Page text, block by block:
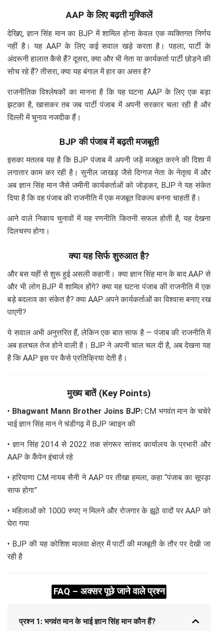
AAP के लिए बढ़ती मुश्किलें
देखिए, ज्ञान सिंह मान का BJP में शामिल होना केवल एक व्यक्तिगत निर्णय
नहीं है। यह AAP के लिए कई सवाल खड़े करता है। पहला, पार्टी के
अंदरूनी हालात कैसे हैं? दूसरा, क्या और भी नेता या कार्यकर्ता पार्टी छोड़ने की
सोच रहे हैं? तीसरा, क्या यह बंगाल में हार का असर है?
राजनीतिक विश्लेषकों का मानना है कि यह घटना AAP के लिए एक बड़ा
झटका है, खासकर तब जब पार्टी पंजाब में अपनी सरकार चला रही है और
दिल्ली में चुनाव नजदीक हैं।
BJP की पंजाब में बढ़ती मजबूती
इसका मतलब यह है कि BJP पंजाब में अपनी जड़ें मजबूत करने की दिशा में
लगातार काम कर रही है। सुनील जाखड़ जैसे दिग्गज नेता के नेतृत्व में और
अब ज्ञान सिंह मान जैसे जमीनी कार्यकर्ताओं को जोड़कर, BJP ने यह संकेत
दिया है कि वह पंजाब की राजनीति में एक मजबूत विकल्प बनना चाहती है।
आने वाले निकाय चुनावों में यह रणनीति कितनी सफल होती है, यह देखना
दिलचस्प होगा।
क्या यह सिर्फ शुरुआत है?
और बस यहीं से शुरू हुई असली कहानी। क्या ज्ञान सिंह मान के बाद AAP से
और भी लोग BJP में शामिल होंगे? क्या यह घटना पंजाब की राजनीति में एक
बड़े बदलाव का संकेत है? क्या AAP अपने कार्यकर्ताओं का विश्वास बनाए रख
पाएगी?
ये सवाल अभी अनुत्तरित हैं, लेकिन एक बात साफ है — पंजाब की राजनीति में
अब हलचल तेज होने वाली है। BJP ने अपनी चाल चल दी है, अब देखना यह
है कि AAP इस पर कैसे प्रतिक्रिया देती है।
मुख्य बातें (Key Points)
• Bhagwant Mann Brother Joins BJP:CM भगवंत मान के चचेरे
भाई ज्ञान सिंह मान ने चंडीगढ़ में BJP ज्वाइन की
• ज्ञान सिंह 2014 से 2022 तक संगरूर सांसद कार्यालय के प्रभारी और
AAP के कैंपेन इंचार्ज रहे
• हरियाणा CM नायब सैनी ने AAP पर तीखा हमला, कहा “पंजाब का सूपड़ा
साफ होगा”
• महिलाओं को 1000 रुपए न मिलने और रोजगार के झूठे वादों पर AAP को
घेरा गया
• BJP की यह कोशिश मालवा क्षेत्र में पार्टी की मजबूती के तौर पर देखी जा
रही है
FAQ – अक्सर पूछे जाने वाले प्रश्न
प्रश्न 1: भगवंत मान के भाई ज्ञान सिंह मान कौन हैं?